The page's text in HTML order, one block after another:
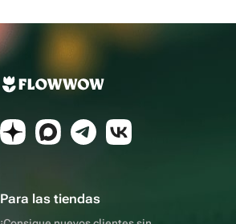
Para las tiendas